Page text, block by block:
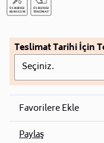
Teslimat Tarihi İçin
Seçiniz.
Favorilere Ekle
Paylaş